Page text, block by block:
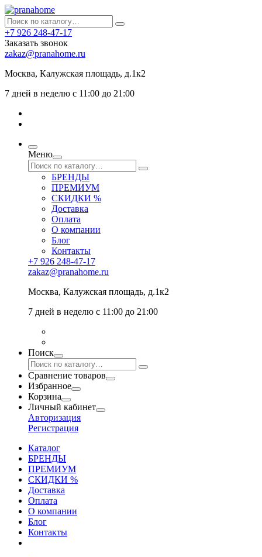
+7 926 248-47-17
Заказать звонок
zakaz@pranahome.ru
Москва, Калужская площадь, д.1к2
7 дней в неделю с 11:00 до 21:00
Меню
БРЕНДЫ
ПРЕМИУМ
СКИДКИ %
Доставка
Оплата
О компании
Блог
Контакты
+7 926 248-47-17
zakaz@pranahome.ru
Москва, Калужская площадь, д.1к2
7 дней в неделю с 11:00 до 21:00
Поиск
Сравнение товаров
Избранное
Корзина
Личный кабинет
Авторизация
Регистрация
Каталог
БРЕНДЫ
ПРЕМИУМ
СКИДКИ %
Доставка
Оплата
О компании
Блог
Контакты